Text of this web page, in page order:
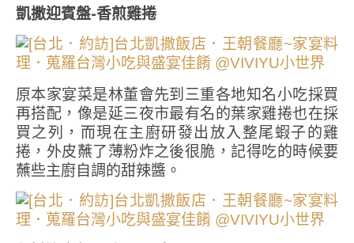
凱撒迎賓盤-香煎雞捲
原本家宴菜是林董會先到三重各地知名小吃採買
再搭配，像是延三夜市最有名的葉家雞捲也在採
買之列，而現在主廚研發出放入整尾蝦子的雞
捲，外皮蘸了薄粉炸之後很脆，記得吃的時候要
蘸些主廚自調的甜辣醬。